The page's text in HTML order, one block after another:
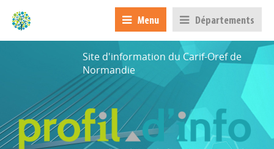
Menu Départements
Site d'information du Carif-Oref de
Normandie